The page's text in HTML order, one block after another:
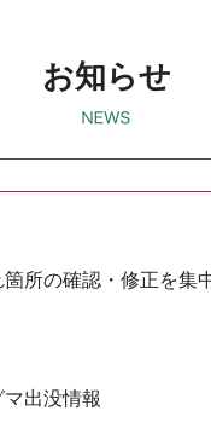
お知らせ
箇所の確認・修正を集
出没情報